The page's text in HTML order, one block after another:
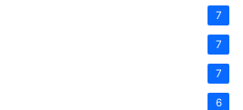
7
7
7
6